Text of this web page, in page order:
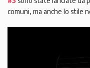
comuni, ma anche lo stile